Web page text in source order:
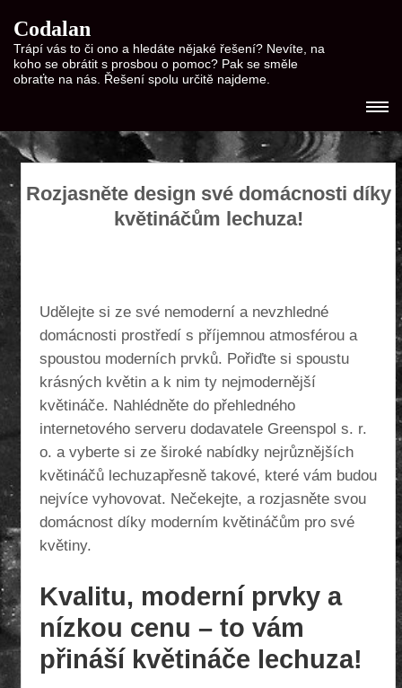
Codalan
Trápí vás to či ono a hledáte nějaké řešení? Nevíte, na
koho se obrátit s prosbou o pomoc? Pak se směle
obraťte na nás. Řešení spolu určitě najdeme.
Rozjasněte design své domácnosti díky
květináčům lechuza!
Udělejte si ze své nemoderní a nevzhledné
domácnosti prostředí s příjemnou atmosférou a
spoustou moderních prvků. Pořiďte si spoustu
krásných květin a k nim ty nejmodernější
květináče. Nahlédněte do přehledného
internetového serveru dodavatele Greenspol s. r.
o. a vyberte si ze široké nabídky nejrůznějších
květináčů lechuzapřesně takové, které vám budou
nejvíce vyhovovat. Nečekejte, a rozjasněte svou
domácnost díky moderním květináčům pro své
květiny.
Kvalitu, moderní prvky a
nízkou cenu – to vám
přináší květináče lechuza!